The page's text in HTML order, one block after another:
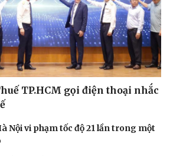
TP.HCM gọi điện thoại nhắc
Nội vi phạm tốc độ 21 lần trong một